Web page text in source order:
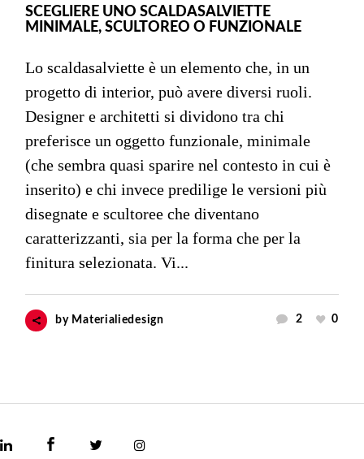
SCEGLIERE UNO SCALDASALVIETTE
MINIMALE, SCULTOREO O FUNZIONALE
Lo scaldasalviette è un elemento che, in un
progetto di interior, può avere diversi ruoli.
Designer e architetti si dividono tra chi
preferisce un oggetto funzionale, minimale
(che sembra quasi sparire nel contesto in cui è
inserito) e chi invece predilige le versioni più
disegnate e scultoree che diventano
caratterizzanti, sia per la forma che per la
finitura selezionata. Vi...
by Materialiedesign 2 0